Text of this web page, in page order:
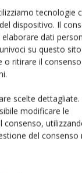
tecnologie
dispositivo. Il
dati
su questo
o ritirare il
scelte dettagliate.
modificare le
del consenso
a